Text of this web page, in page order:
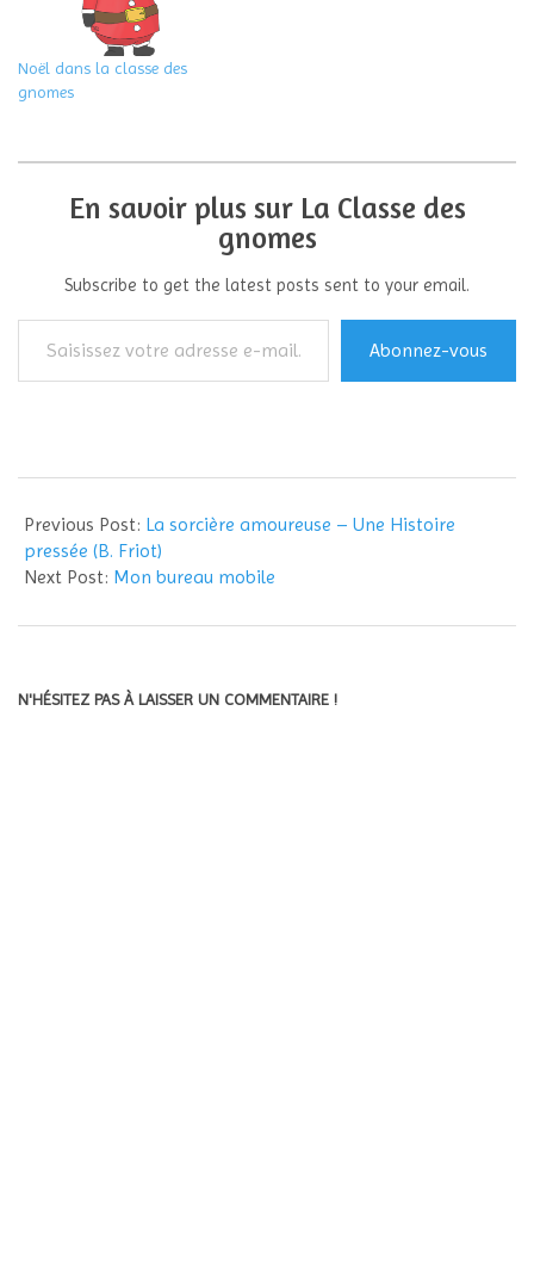
Noël dans la classe des
gnomes
En savoir plus sur La Classe des
gnomes
Subscribe to get the latest posts sent to your email.
votre
adresse
Abonnez-vous
10-
19
Previous Post: La sorcière amoureuse – Une Histoire
pressée (B. Friot)
Next Post: Mon bureau mobile
N'HÉSITEZ PAS À LAISSER UN COMMENTAIRE !